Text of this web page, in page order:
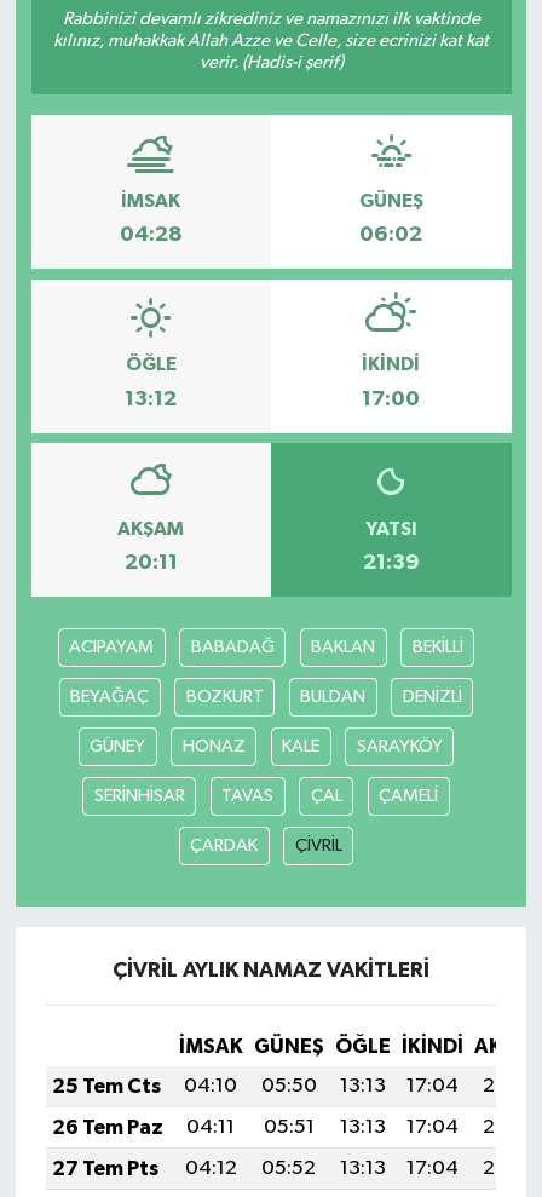
Rabbinizi devamlı zikrediniz ve namazınızı ilk vaktinde
kılınız, muhakkak Allah Azze ve Celle, size ecrinizi kat kat
verir. (Hadis-i şerif)
İMSAK
04:28
GÜNEŞ
06:02
ÖĞLE
13:12
İKINDI
17:00
AKŞAM
20:11
YATSI
21:39
ACIPAYAM BABADAĞ BAKLAN BEKİLLİ
BEYAĞAÇ BOZKURT BULDAN DENİZLİ
GÜNEY HONAZ KALE SARAYKÖY
SERİNHİSAR TAVAS ÇAL ÇAMELİ
ÇARDAK ÇİVRİL
ÇİVRİL AYLIK NAMAZ VAKITLERI
İMSAK GÜNEŞ ÖĞLE İKINDI
25 Tem Cts
04:10 05:50 13:13 17:04
20:25
26 Tem Paz
04:11 05:51 13:13 17:04
20:24
27 Tem Pts
04:12 05:52 13:13 17:04
20:23
RESMİ İLANLAR